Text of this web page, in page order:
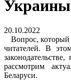
Украины
20.10.2022
Вопрос, который
читателей. В
рассмотрим
Беларуси.